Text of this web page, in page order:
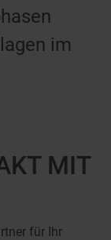
im
MIT
für Ihr